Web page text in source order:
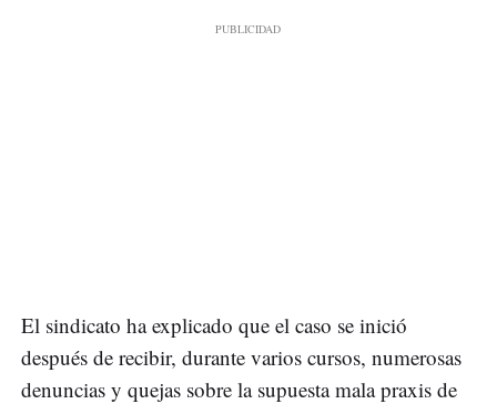
El sindicato ha explicado que el caso se inició
después de recibir, durante varios cursos, numerosas
denuncias y quejas sobre la supuesta mala praxis de